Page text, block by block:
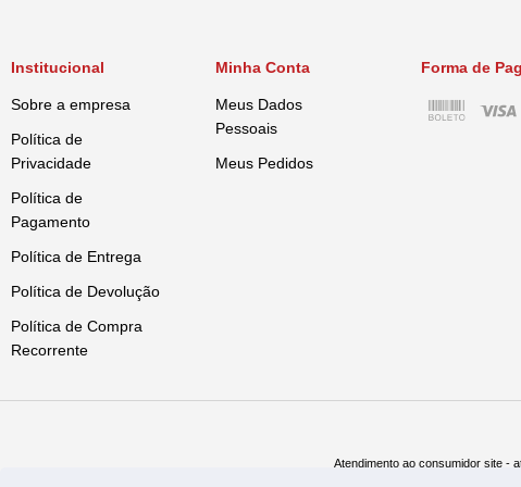
Institucional
Sobre a empresa
Política de
Privacidade
Política de
Pagamento
Política de Entrega
Política de Devolução
Política de Compra
Recorrente
Minha Conta
Meus Dados
Pessoais
Meus Pedidos
Forma de
Atendimento ao consumidor site -